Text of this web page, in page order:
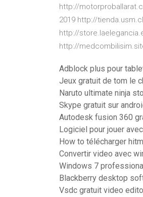
http://
2019 http://
http://
http://
Adblock plus pour
Jeux gratuit de tom le
Naruto ultimate ninja
Skype gratuit sur
Autodesk fusion 360
Logiciel pour jouer
How to télécharger
Convertir video avec
Windows 7
Blackberry desktop
Vsdc gratuit video